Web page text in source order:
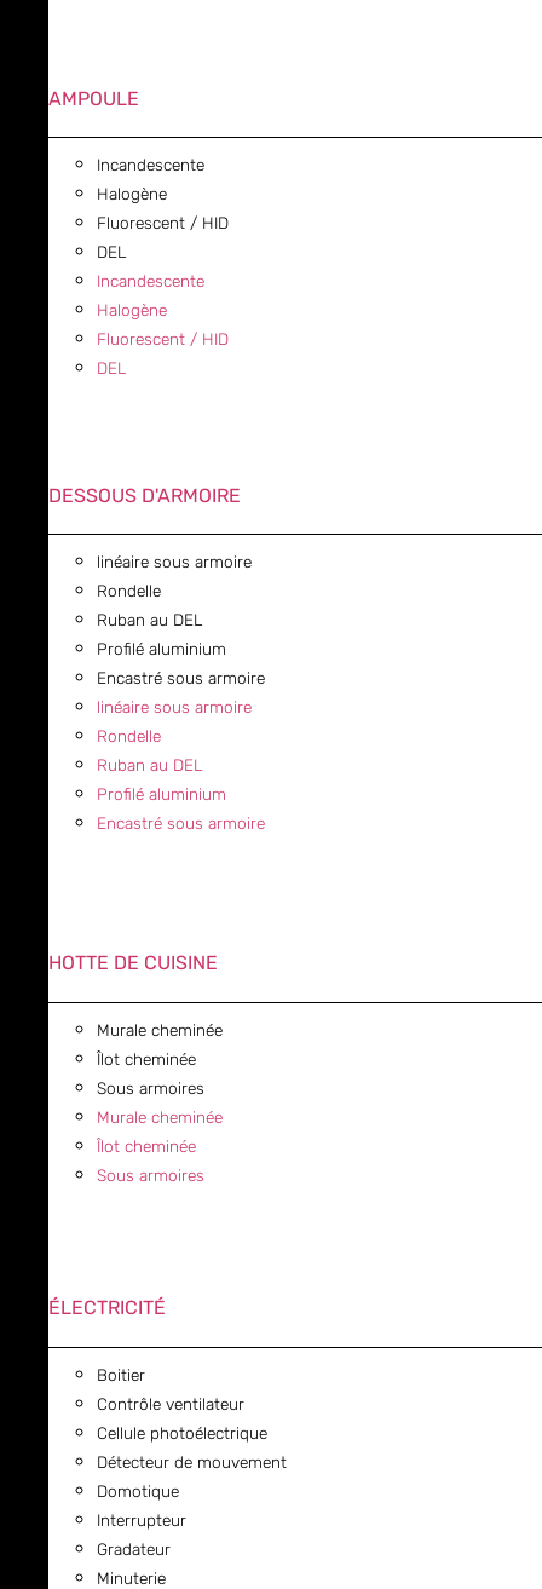
AMPOULE
Incandescente
Halogène
Fluorescent / HID
DEL
Incandescente
Halogène
Fluorescent / HID
DEL
DESSOUS D'ARMOIRE
linéaire sous armoire
Rondelle
Ruban au DEL
Profilé aluminium
Encastré sous armoire
linéaire sous armoire
Rondelle
Ruban au DEL
Profilé aluminium
Encastré sous armoire
HOTTE DE CUISINE
Murale cheminée
Îlot cheminée
Sous armoires
Murale cheminée
Îlot cheminée
Sous armoires
ÉLECTRICITÉ
Boitier
Contrôle ventilateur
Cellule photoélectrique
Détecteur de mouvement
Domotique
Interrupteur
Gradateur
Minuterie